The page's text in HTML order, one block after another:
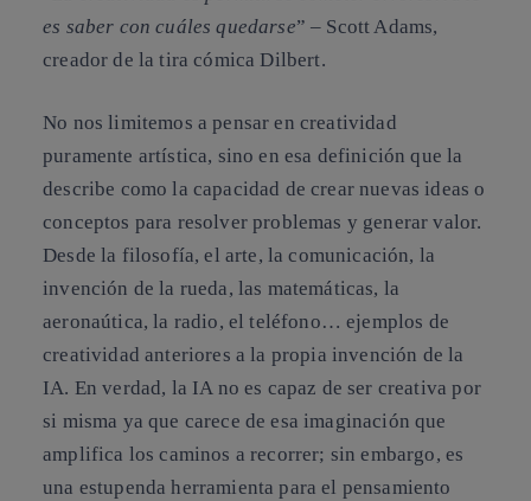
es saber con cuáles quedarse” – Scott Adams,
creador de la tira cómica Dilbert.
No nos limitemos a pensar en creatividad
puramente artística, sino en esa definición que la
describe como la capacidad de crear nuevas ideas o
conceptos para resolver problemas y generar valor.
Desde la filosofía, el arte, la comunicación, la
invención de la rueda, las matemáticas, la
aeronaútica, la radio, el teléfono… ejemplos de
creatividad anteriores a la propia invención de la
IA. En verdad, la IA no es capaz de ser creativa por
si misma ya que carece de esa imaginación que
amplifica los caminos a recorrer; sin embargo, es
una estupenda herramienta para el pensamiento